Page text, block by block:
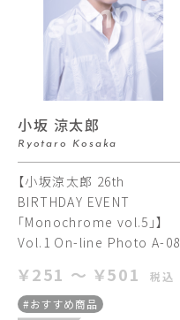
小坂 涼太郎
Ryotaro Kosaka
【小坂涼太郎 26th
BIRTHDAY EVENT
「Monochrome vol.5」】
Vol.1 On-line Photo A-08
￥251 ～ ￥501
税込
#おすすめ商品